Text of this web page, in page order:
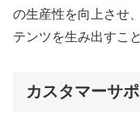
の生産性を向上させ
テンツを生み出すこ
カスタマーサ